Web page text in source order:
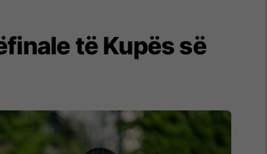
të Kupës së